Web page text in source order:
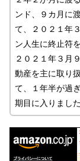
ンド、９カ月に
て、２０２１年
ン人生に終止符
２０２１年３月
動産を主に取り
て、１年半が過
期目に入りました